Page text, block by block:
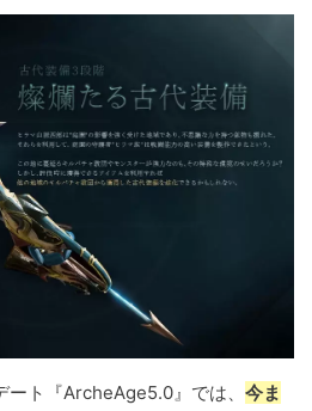
ト『ArcheAge5.0』では、 今ま